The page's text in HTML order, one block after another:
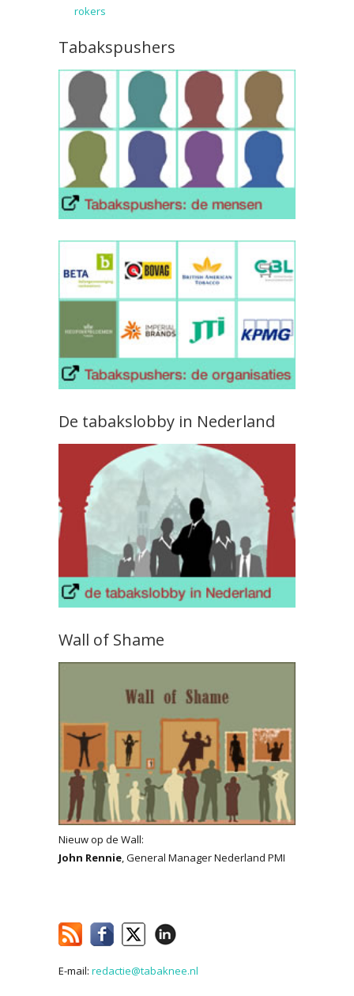
rokers
Tabakspushers
De tabakslobby in Nederland
Wall of Shame
Nieuw op de Wall:
John Rennie, General Manager Nederland PMI
E-mail: redactie@tabaknee.nl